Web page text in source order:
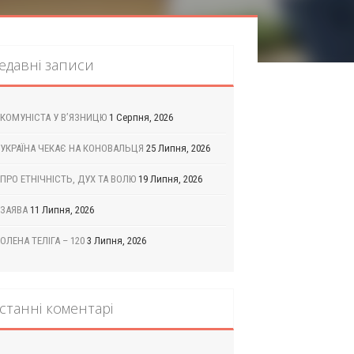
записи
КОМУНІСТА У В’ЯЗНИЦЮ 1 Серпня, 2026
УКРАЇНА ЧЕКАЄ НА КОНОВАЛЬЦЯ 25 Липня, 2026
ПРО ЕТНІЧНІСТЬ, ДУХ ТА ВОЛЮ 19 Липня, 2026
ЗАЯВА 11 Липня, 2026
ОЛЕНА ТЕЛІГА – 120 3 Липня, 2026
коментарі